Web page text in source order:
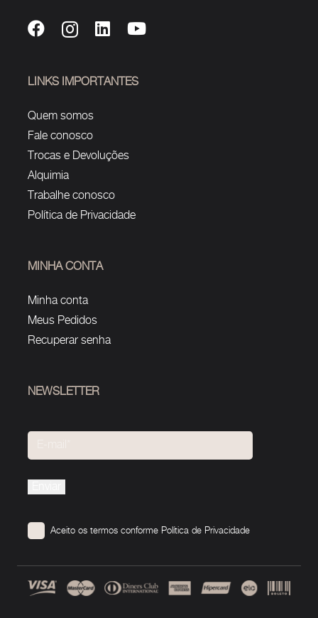
LINKS IMPORTANTES
Quem somos
Fale conosco
Trocas e Devoluções
Alquimia
Trabalhe conosco
Política de Privacidade
MINHA CONTA
Minha conta
Meus Pedidos
Recuperar senha
NEWSLETTER
this
empty.
Aceito os termos conforme Política de Privacidade